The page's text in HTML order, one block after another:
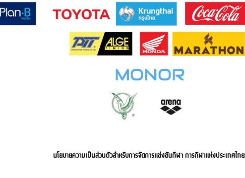
นโยบายความเป็นส่วนตัวสำหรับการจัดการแข่งขันกีฬา การกีฬาแห่งประเทศไทย